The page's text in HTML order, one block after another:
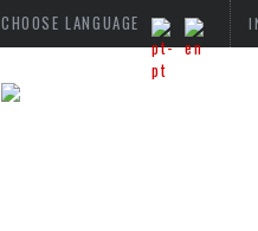
CHOOSE LANGUAGE